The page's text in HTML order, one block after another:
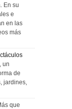
En su
e
en las
más
un
de
jardines,
que